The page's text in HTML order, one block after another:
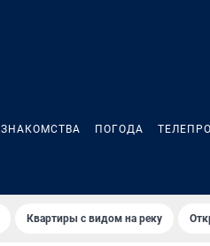
ЗНАКОМСТВА ПОГОДА
Квартиры с видом на реку